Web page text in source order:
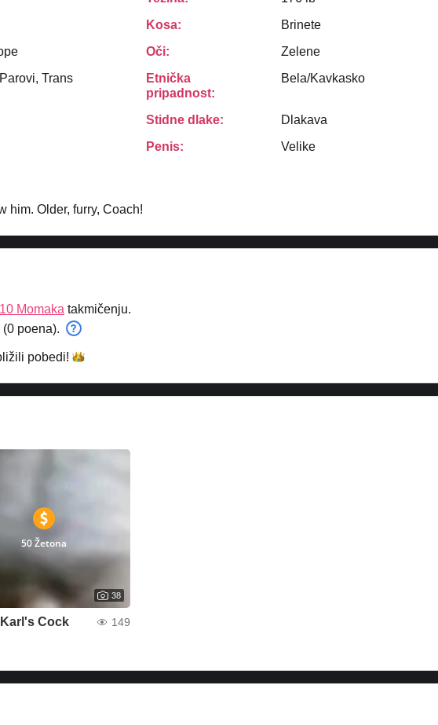
Trans
Kosa:
Brinete
Oči:
Zelene
Etnička
pripadnost:
Bela/Kavkasko
Stidne dlake:
Dlakava
Penis:
Velike
him. Older, furry, Coach!
Momaka takmičenju.
(0 poena).
pobedi!
50 Žetona
38
Cock 149